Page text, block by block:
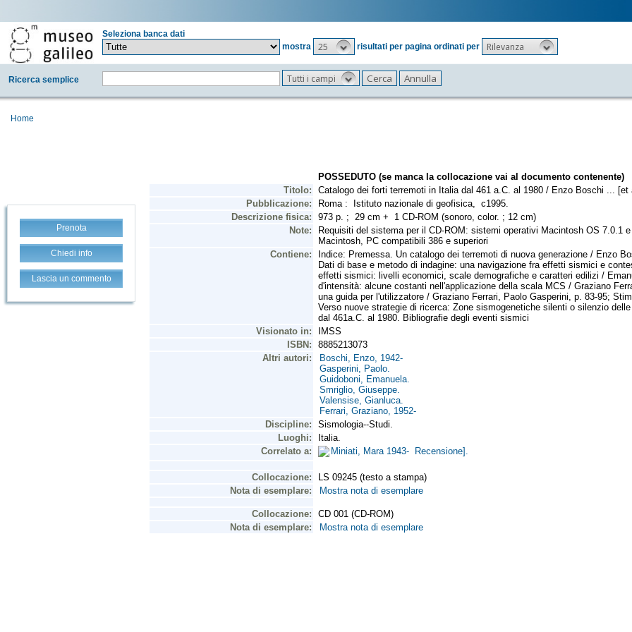
Seleziona banca dati
mostra
25 risultati per pagina ordinati per Rilevanza
Ricerca semplice Tutti i campi
Home
Prenota
Chiedi info
Lascia un commento